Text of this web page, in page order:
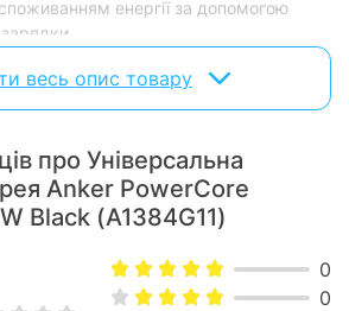
енергії за допомогою
Використовуйте до 80% перероблених
упаковку для зменшення
весь опис товару
про Універсальна
Anker PowerCore
Black (A1384G11)
0
0